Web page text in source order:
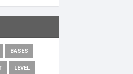
BASES
LEVEL